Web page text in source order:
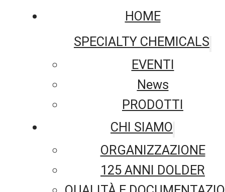
HOME
SPECIALTY CHEMICALS
EVENTI
News
PRODOTTI
CHI SIAMO
ORGANIZZAZIONE
125 ANNI DOLDER